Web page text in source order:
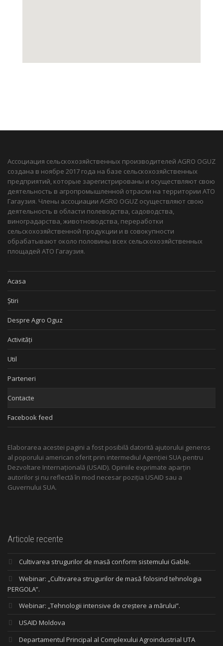
Ассоциация сельскохозяйственных производителей AGRO OGUZ
создана в ноябре 2017 года на базе сельскохозяйственных
предприятий, которые зарегистрированы и осуществляют свою
деятельность в агропромышленной отрасли на территории АТО
Гагаузия. Члены ассоциации AGRO OGUZ осуществляют свою
деятельность в области полеводства, садоводства,
виноградарства, животноводства, переработки
сельскохозяйственной продукции и в совокупности
обрабатывают около половины всех сельскохозяйственных
площадей АТО Гагаузия.
Acasa
Știri
Despre Agro Oguz
Activități
Util
Parteneri
Contacte
Facebook feed
Elaborarea acestei pagini a fost posibilă datorită ajutorului generos
al poporului american oferit prin intermediul Agenției SUA pentru
Dezvoltare Internațională (USAID). Opiniile exprimate aparțin
autorilor și nu reflectă în mod necesar poziția USAID sau a
Guvernului SUA.
Articole recente
Cultivarea strugurilor de masă conform sistemului Gable.
Webinar: „Cultivarea strugurilor de masă folosind tehnologia
PERGOLA”.
Webinar: „Tehnologii intensive de creștere a mărului”.
USAID Moldova
Departamentul Principal al Complexului Agroindustrial UTA